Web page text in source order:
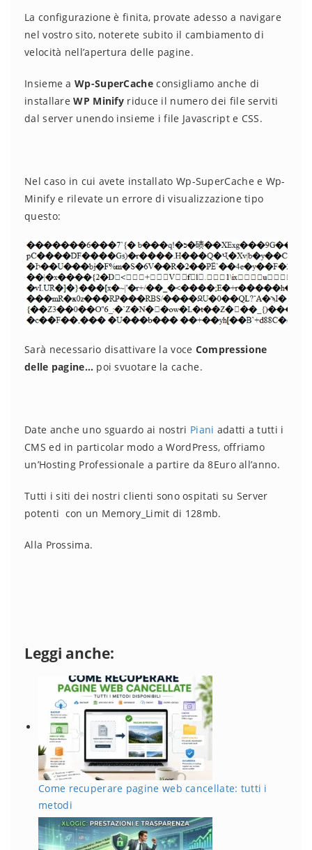
La configurazione è finita, provate adesso a navigare
nel vostro sito, noterete subito il cambiamento di
velocità nell’apertura delle pagine.
Insieme a Wp-SuperCacheconsigliamo anche di
installare WP Minify riduce il numero dei file serviti
dal server unendo insieme i file Javascript e CSS.
Nel caso in cui avete installato Wp-SuperCache e Wp-
Minify e rilevate un errore di visualizzazione tipo
questo:
Sarà necessario disattivare la voce Compressione
delle pagine… poi svuotare la cache.
Date anche uno sguardo ai nostri Piani adatti a tutti i
CMS ed in particolar modo a WordPress, offriamo
un’Hosting Professionale a partire da 8Euro all’anno.
Tutti i siti dei nostri clienti sono ospitati su Server
potenti con un Memory_Limit di 128mb.
Alla Prossima.
Leggi anche:
Come recuperare pagine web cancellate: tutti i
metodi